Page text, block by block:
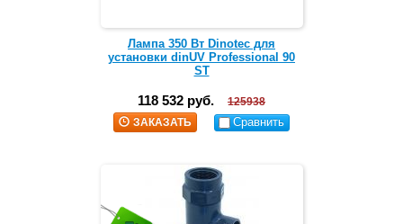
Лампа 350 Вт Dinotec для
установки dinUV Professional 90
ST
118 532 руб.
125938
ЗАКАЗАТЬ
Сравнить